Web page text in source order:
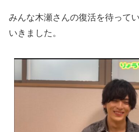
みんな木瀬さんの復活を待って
いきました。